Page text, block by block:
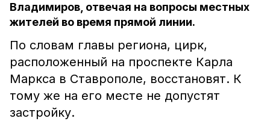
Владимиров, отвечая на вопросы местных
жителей во время прямой линии.
По словам главы региона, цирк,
расположенный на проспекте Карла
Маркса в Ставрополе, восстановят. К
тому же на его месте не допустят
застройку.